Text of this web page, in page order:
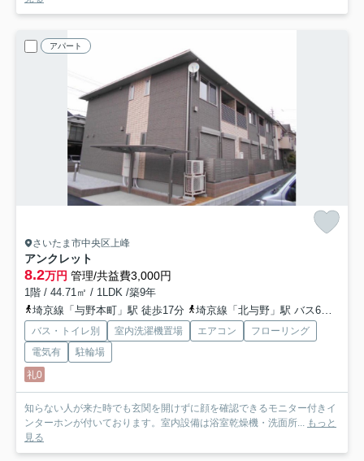
アパート
さいたま市中央区上峰
アンクレット
8.2万円 管理/共益費3,000円
1階 / 44.71㎡ / 1LDK /築9年
埼京線「与野本町」駅 徒歩17分
埼京線「北与野」駅 バス6分 国際興業バス「内道」 停歩1分
バス・トイレ別 室内洗濯機置場 エアコン
フローリング
電気有
駐輪場
礼0
知らない人が来た時でも玄関を開けずに顔を確認できるモニター付きイ
ンターホンが付いております。室内設備は浴室乾燥機・洗面所...
もっと
見る